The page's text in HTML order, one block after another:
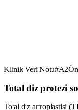
Klinik Veri Notu#A2
Total diz protezi
Total diz artroplastisi